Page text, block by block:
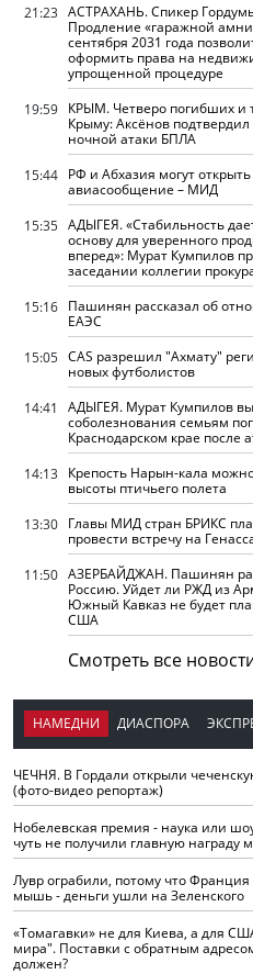
21:23 АСТРАХАНЬ. Спикер
Продление «гаражной
сентября 2031 года
оформить права на
упрощенной процедуре
19:59 КРЫМ. Четверо погибших и
Крыму: Аксёнов
ночной атаки БПЛА
15:44 РФ и Абхазия могут
авиасообщение – МИД
15:35 АДЫГЕЯ. «Стабильность
основу для уверенного
вперед»: Мурат Кумпилов
заседании коллегии
15:16 Пашинян рассказал об
ЕАЭС
15:05 CAS разрешил "Ахмату"
новых футболистов
14:41
АДЫГЕЯ. Мурат Кумпилов
соболезнования семьям
Краснодарском крае после
14:13 Крепость Нарын-кала
высоты птичьего полета
13:30 Главы МИД стран БРИКС
провести встречу на
11:50 АЗЕРБАЙДЖАН. Пашинян
Россию. Уйдет ли РЖД из
Южный Кавказ не будет
США
Смотреть все
НАМЕДНИ ДИАСПОРА
ЧЕЧНЯ. В Гордали открыли
(фото-видео репортаж)
Нобелевская премия - наука или
чуть не получили главную награду
Лувр ограбили, потому что Франция
мышь - деньги ушли на Зеленского
«Томагавки» не для Киева, а для
мира". Поставки с обратным
должен?